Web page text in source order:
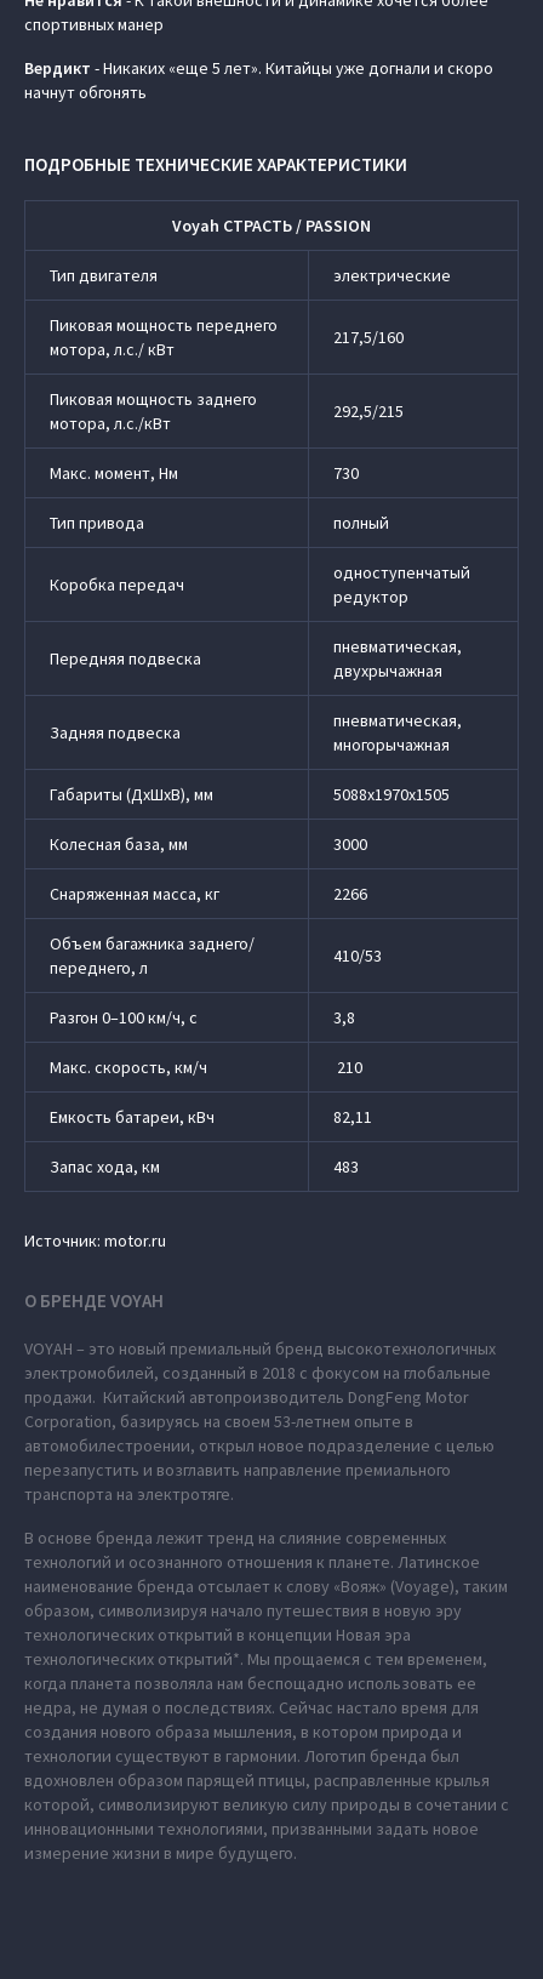
спортивных манер
Вердикт - Никаких «еще 5 лет». Китайцы уже догнали и скоро
начнут обгонять
ПОДРОБНЫЕ ТЕХНИЧЕСКИЕ ХАРАКТЕРИСТИКИ
Voyah СТРАСТЬ / PASSION
Тип двигателя электрические
Пиковая мощность переднего
мотора, л.с./ кВт
217,5/160
Пиковая мощность заднего
мотора, л.с./кВт
292,5/215
Макс. момент, Нм 730
Тип привода полный
Коробка передач
одноступенчатый
редуктор
Передняя подвеска
пневматическая,
двухрычажная
Задняя подвеска
пневматическая,
многорычажная
Габариты (ДхШхВ), мм 5088х1970х1505
Колесная база, мм 3000
Снаряженная масса, кг 2266
Объем багажника заднего/
переднего, л
410/53
Разгон 0–100 км/ч, с 3,8
Макс. скорость, км/ч 210
Емкость батареи, кВч 82,11
Запас хода, км 483
Источник: motor.ru
О БРЕНДЕ VOYAH
VOYAH – это новый премиальный бренд высокотехнологичных
электромобилей, созданный в 2018 с фокусом на глобальные
продажи. Китайский автопроизводитель DongFeng Motor
Corporation, базируясь на своем 53-летнем опыте в
автомобилестроении, открыл новое подразделение с целью
перезапустить и возглавить направление премиального
транспорта на электротяге.
В основе бренда лежит тренд на слияние современных
технологий и осознанного отношения к планете. Латинское
наименование бренда отсылает к слову «Вояж» (Voyage), таким
образом, символизируя начало путешествия в новую эру
технологических открытий в концепции Новая эра
технологических открытий*. Мы прощаемся с тем временем,
когда планета позволяла нам беспощадно использовать ее
недра, не думая о последствиях. Сейчас настало время для
создания нового образа мышления, в котором природа и
технологии существуют в гармонии. Логотип бренда был
вдохновлен образом парящей птицы, расправленные крылья
которой, символизируют великую силу природы в сочетании с
инновационными технологиями, призванными задать новое
измерение жизни в мире будущего.